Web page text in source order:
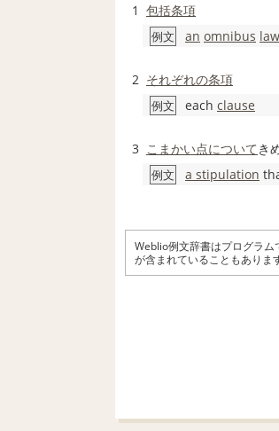
1 包括条項
例文 an omnibus law
2 それぞれの条項
例文 each clause
3 こまかい点について き
例文 a stipulation
Weblio例文辞書はプログラム
が含まれていることもありま